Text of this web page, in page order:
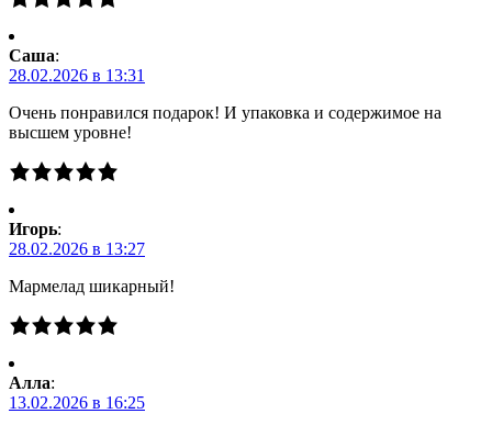
Саша:
28.02.2026 в 13:31
Очень понравился подарок! И упаковка и содержимое на
высшем уровне!
Игорь:
28.02.2026 в 13:27
Мармелад шикарный!
Алла:
13.02.2026 в 16:25